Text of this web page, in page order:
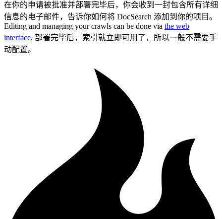
在你的申请被批准并部署完毕后，你会收到一封包含所有详细
信息的电子邮件，告诉你如何将 DocSearch 添加到你的项目。
Editing and managing your crawls can be done via the web
interface. 部署完毕后，索引就立即可用了，所以一般不需要手
动配置。